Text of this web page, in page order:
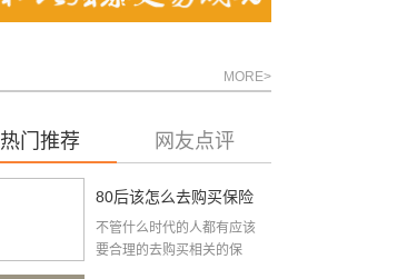
MORE>
热门推荐 网友点评
80后该怎么去购买保险
不管什么时代的人都有应该
要合理的去购买相关的保